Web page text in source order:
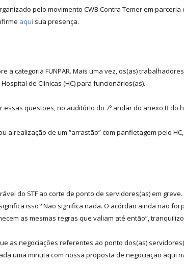
pelo movimento CWB Contra Temer em parceria
aqui sua presença.
categoria FUNPAR. Mais uma vez, os(as)
de Clínicas (HC) para funcionários(as).
questões, no auditório do 7º andar do anexo B do
realização de um “arrastão” com panfletagem pelo
do STF ao corte de ponto de servidores(as) em greve.
isso? Não significa nada. O acórdão ainda não foi
as mesmas regras que valiam até então”,
as negociações referentes ao ponto dos(as)
uma minuta com nossa proposta de negociação aqui